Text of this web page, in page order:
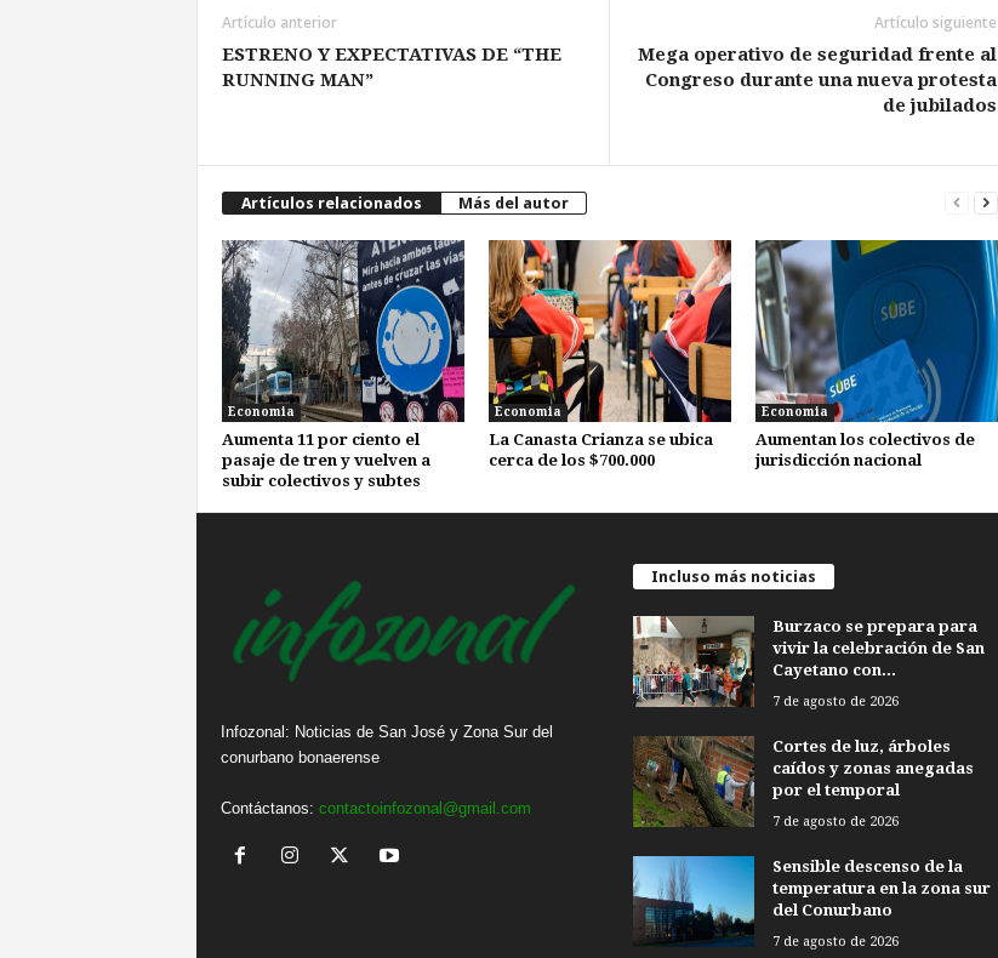
Artículo anterior
ESTRENO Y EXPECTATIVAS DE “THE
RUNNING MAN”
Artículo siguiente
Mega operativo de seguridad frente al
Congreso durante una nueva protesta
de jubilados
Artículos relacionados Más del autor
Economia
Aumenta 11 por ciento el
pasaje de tren y vuelven a
subir colectivos y subtes
Economia
La Canasta Crianza se ubica
cerca de los $700.000
Economia
Aumentan los colectivos de
jurisdicción nacional
Infozonal: Noticias de San José y Zona Sur del
conurbano bonaerense
Contáctanos: contactoinfozonal@gmail.com
Incluso más noticias
Burzaco se prepara para
vivir la celebración de San
Cayetano con...
7 de agosto de 2026
Cortes de luz, árboles
caídos y zonas anegadas
por el temporal
7 de agosto de 2026
Sensible descenso de la
temperatura en la zona sur
del Conurbano
7 de agosto de 2026